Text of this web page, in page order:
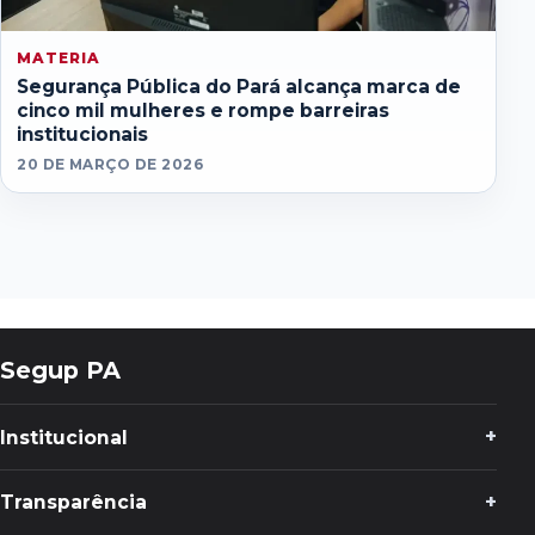
MATERIA
Segurança Pública do Pará alcança marca de
cinco mil mulheres e rompe barreiras
institucionais
20 DE MARÇO DE 2026
Segup PA
Institucional
Transparência